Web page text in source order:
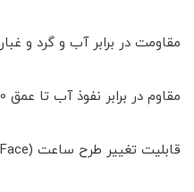
مقاومت در برابر آب و گرد و
مقاوم در برابر نفوذ آب تا عمق 50 متر
قابلیت تغییر طرح ساعت (Watch Face) :